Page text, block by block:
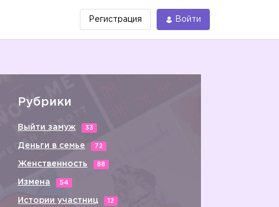
Регистрация Войти
Рубрики
Выйти замуж 33
Деньги в семье 72
Женственность 88
Измена 54
Истории участниц 12